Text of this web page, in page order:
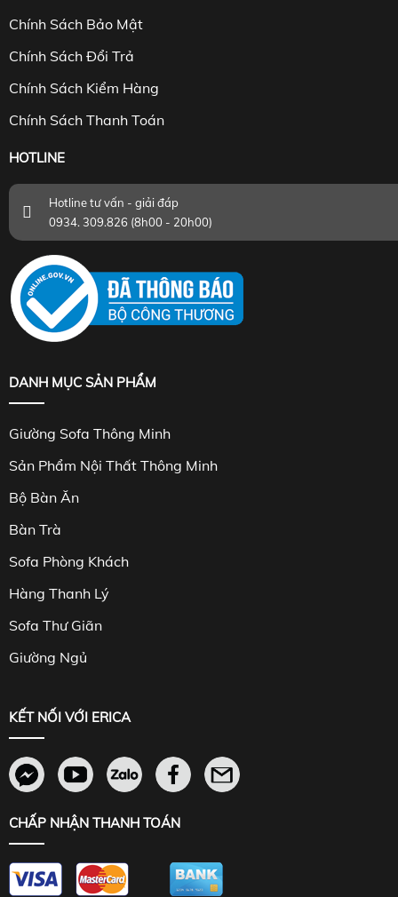
Chính Sách Bảo Mật
Chính Sách Đổi Trả
Chính Sách Kiểm Hàng
Chính Sách Thanh Toán
HOTLINE
Hotline tư vấn - giải đáp
0934. 309.826 (8h00 - 20h00)
DANH MỤC SẢN PHẨM
Giường Sofa Thông Minh
Sản Phẩm Nội Thất Thông Minh
Bộ Bàn Ăn
Bàn Trà
Sofa Phòng Khách
Hàng Thanh Lý
Sofa Thư Giãn
Giường Ngủ
KẾT NỐI VỚI ERICA
CHẤP NHẬN THANH TOÁN